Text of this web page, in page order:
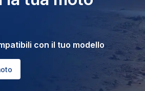
con il tuo modello